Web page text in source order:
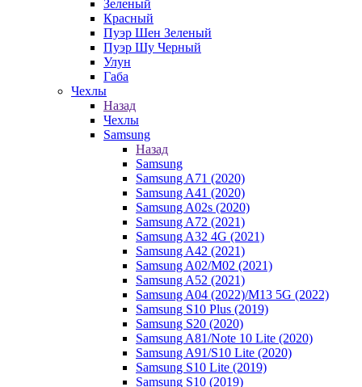
Зеленый
Красный
Пуэр Шен Зеленый
Пуэр Шу Черный
Улун
Габа
Чехлы
Назад
Чехлы
Samsung
Назад
Samsung
Samsung A71 (2020)
Samsung A41 (2020)
Samsung A02s (2020)
Samsung A72 (2021)
Samsung A32 4G (2021)
Samsung A42 (2021)
Samsung A02/M02 (2021)
Samsung A52 (2021)
Samsung A04 (2022)/M13 5G (2022)
Samsung S10 Plus (2019)
Samsung S20 (2020)
Samsung A81/Note 10 Lite (2020)
Samsung A91/S10 Lite (2020)
Samsung S10 Lite (2019)
Samsung S10 (2019)